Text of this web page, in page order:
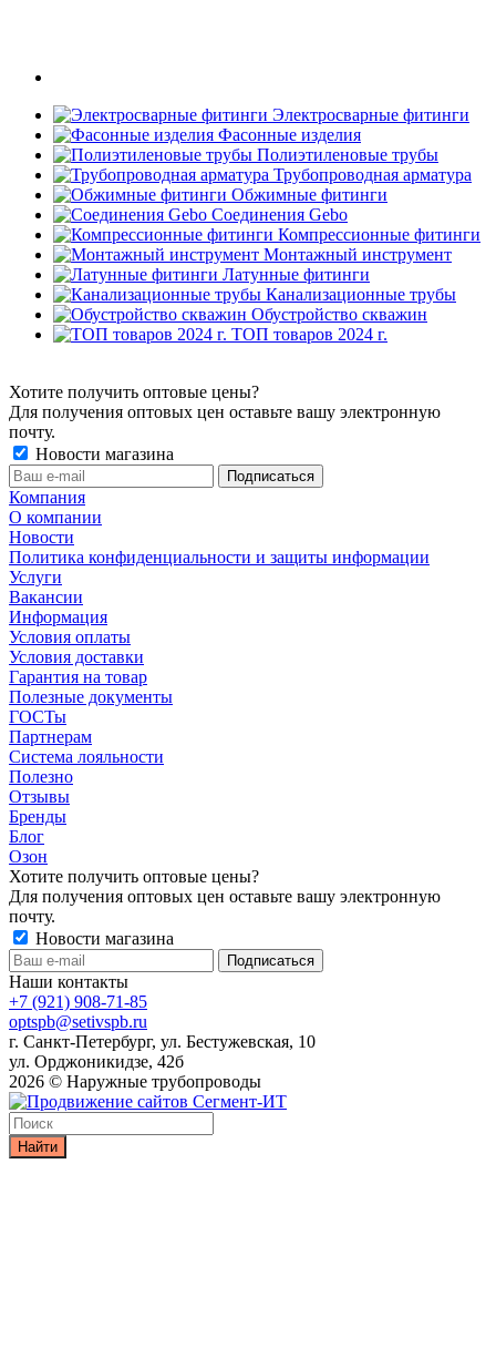
Электросварные фитинги
Фасонные изделия
Полиэтиленовые трубы
Трубопроводная арматура
Обжимные фитинги
Соединения Gebo
Компрессионные фитинги
Монтажный инструмент
Латунные фитинги
Канализационные трубы
Обустройство скважин
ТОП товаров 2024 г.
Хотите получить оптовые цены?
Для получения оптовых цен оставьте вашу электронную
почту.
Новости магазина
Компания
О компании
Новости
Политика конфиденциальности и защиты информации
Услуги
Вакансии
Информация
Условия оплаты
Условия доставки
Гарантия на товар
Полезные документы
ГОСТы
Партнерам
Система лояльности
Полезно
Отзывы
Бренды
Блог
Озон
Хотите получить оптовые цены?
Для получения оптовых цен оставьте вашу электронную
почту.
Новости магазина
Наши контакты
+7 (921) 908-71-85
optspb@setivspb.ru
г. Санкт-Петербург, ул. Бестужевская, 10
ул. Орджоникидзе, 42б
2026 © Наружные трубопроводы
Найти